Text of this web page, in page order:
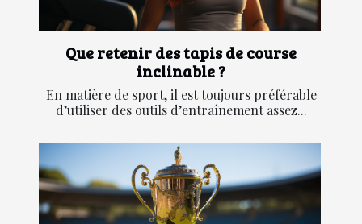
Que retenir des tapis de course
inclinable ?
En matière de sport, il est toujours préférable
d’utiliser des outils d’entraînement assez...